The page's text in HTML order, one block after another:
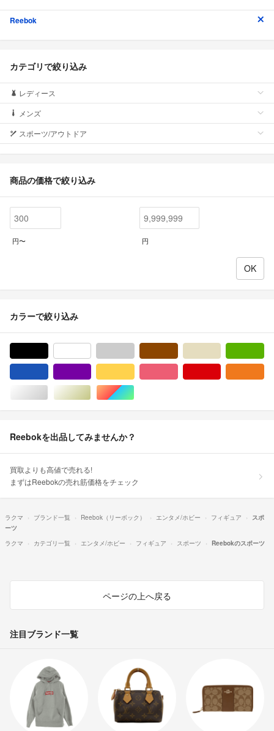
Reebok
カテゴリで絞り込み
レディース
メンズ
スポーツ/アウトドア
商品の価格で絞り込み
円〜 円
カラーで絞り込み
シルバー/銀色系ゴールド/金色系マルチカラー
Reebokを出品してみませんか？
買取よりも高値で売れる!
まずはReebokの売れ筋価格をチェック
ラクマ ブランド一覧 Reebok（リーボック） エンタメ/ホビー フィギュア
スポ
ーツ
ラクマ
カテゴリ一覧 エンタメ/ホビー フィギュア スポーツ Reebokのスポーツ
ページの上へ戻る
注目ブランド一覧